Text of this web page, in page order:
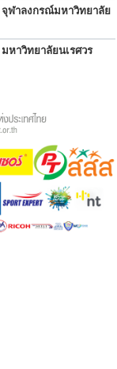
จุฬาลงกรณ์มหาวิทยาลัย
มหาวิทยาลัยนเรศวร